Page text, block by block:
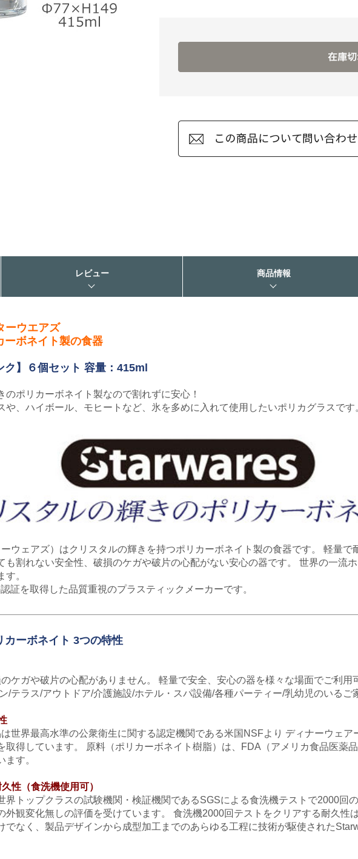
レビュー 商品情報
ーウエアズ
ーボネイト製の食器
ク】６個セット 容量：415ml
のポリカーボネイト製なので割れずに安心！
や、ハイボール、モヒートなど、氷を多めに入れて使用したいポリカグラスです
ウェアズ）はクリスタルの輝きを持つポリカーボネイト製の食器です。 軽量で
も割れない安全性、破損のケガや破片の心配がない安心の器です。 世界の一流
す。
証を取得した品質重視のプラスティックメーカーです。
カーボネイト 3つの特性
ケガや破片の心配がありません。 軽量で安全、安心の器を様々な場面でご利用
/テラス/アウトドア/介護施設/ホテル・スパ設備/各種パーティー/乳幼児のいるご
世界最高水準の公衆衛生に関する認定機関である米国NSFより ディナーウェア
取得しています。 原料（ポリカーボネイト樹脂）は、FDA（アメリカ食品医薬
ます。
性（食洗機使用可）
界トップクラスの試験機関・検証機関であるSGSによる食洗機テストで2000回
外観変化無しの評価を受けています。 食洗機2000回テストをクリアする耐久性
でなく、製品デザインから成型加工までのあらゆる工程に技術が駆使された